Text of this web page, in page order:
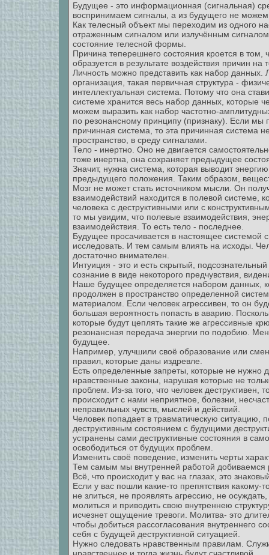
Будущее - это информационная (сигнальная)
воспринимаем сигналы, а из будущего не можем
Как телесный объект мы переходим из одного
отраженным сигналом или излучённым
состояние телесной формы.
Причина теперешнего состояния кроется в
образуется в результате воздействия причин
Личность можно представить как набор данных.
организация, такая первичная структура -
интеллектуальная система. Потому что она
системе хранится весь набор данных, которые
можем выразить как набор частотно-
по резонансному принципу (признаку). Если
причинная система, то эта причинная система
пространство, в среду сигналами.
Тело - инертно. Оно не двигается
тоже инертна, она сохраняет предыдущее
Значит, нужна система, которая выводит
предыдущего положения. Таким образом,
Мозг не может стать источником мысли. Он
взаимодействий находится в полевой системе,
человека с деструктивными или с
то мы увидим, что полевые взаимодействия,
взаимодействия. То есть тело - последнее.
Будущее просачивается в настоящее
исследовать. И тем самым влиять на исходы.
достаточно внимателен.
Интуиция - это и есть скрытый,
сознание в виде некоторого предчувствия,
Наше будущее определяется набором данных,
продолжен в пространство определенной
материалом. Если человек агрессивен, то он
большая вероятность попасть в аварию.
которые будут цеплять такие же агрессивные
резонансная передача энергии по подобию.
будущее.
Например, улучшили своё образование или
правил, которые даны издревле.
Есть определенные запреты, которые не нужно
нравственные законы, нарушая которые не
проблем. Из-за того, что человек деструктивен,
происходит с нами неприятное, болезни,
неправильных чувств, мыслей и действий.
Человек попадает в травматическую ситуацию,
деструктивным состоянием с будущими
устранены сами деструктивные состояния в
освободиться от будущих проблем.
Изменить своё поведение, изменить черты
Тем самым мы внутренней работой добиваемся
Всё, что происходит у вас на глазах, это
Если у вас пошли какие-то препятствия какому-
не злиться, не проявлять агрессию, не
молиться и приводить свою внутреннею
исчезнет ощущение тревоги. Молитва- это
чтобы добиться рассогласования внутреннего
себя с будущей деструктивной ситуацией.
Нужно следовать нравственным правилам.